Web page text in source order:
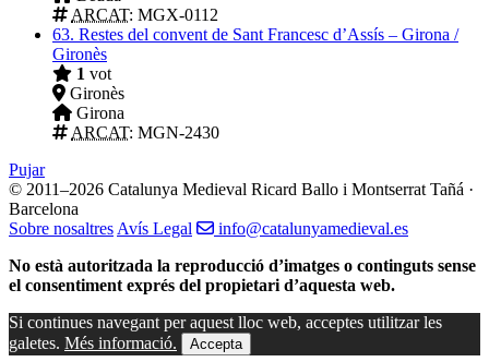
ARCAT: MGX-0112
63. Restes del convent de Sant Francesc d’Assís – Girona /
Gironès
1 vot
Gironès
Girona
ARCAT: MGN-2430
Pujar
© 2011–2026 Catalunya Medieval Ricard Ballo i Montserrat Tañá ·
Barcelona
Sobre nosaltres Avís Legal
info@catalunyamedieval.es
No està autoritzada la reproducció d’imatges o continguts sense
el consentiment exprés del propietari d’aquesta web.
Si continues navegant per aquest lloc web, acceptes utilitzar les
galetes. Més informació. Accepta